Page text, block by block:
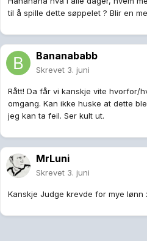
til å spille dette søppelet ? Blir en
Bananababb
Skrevet 3. juni
Rått! Da får vi kanskje vite hvorfor/
omgang. Kan ikke huske at dette
jeg kan ta feil. Ser kult ut.
MrLuni
Skrevet 3. juni
Kanskje Judge krevde for mye lønn